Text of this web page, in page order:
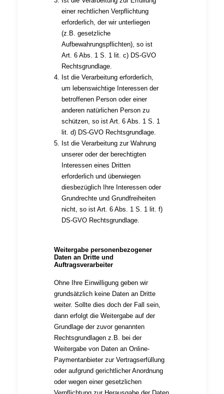
einer rechtlichen Verpflichtung
erforderlich, der wir unterliegen
(z.B. gesetzliche
Aufbewahrungspflichten), so ist
Art. 6 Abs. 1 S. 1 lit. c) DS-GVO
Rechtsgrundlage.
Ist die Verarbeitung erforderlich,
um lebenswichtige Interessen der
betroffenen Person oder einer
anderen natürlichen Person zu
schützen, so ist Art. 6 Abs. 1 S. 1
lit. d) DS-GVO Rechtsgrundlage.
Ist die Verarbeitung zur Wahrung
unserer oder der berechtigten
Interessen eines Dritten
erforderlich und überwiegen
diesbezüglich Ihre Interessen oder
Grundrechte und Grundfreiheiten
nicht, so ist Art. 6 Abs. 1 S. 1 lit. f)
DS-GVO Rechtsgrundlage.
Weitergabe personenbezogener
Daten an Dritte und
Auftragsverarbeiter
Ohne Ihre Einwilligung geben wir
grundsätzlich keine Daten an Dritte
weiter. Sollte dies doch der Fall sein,
dann erfolgt die Weitergabe auf der
Grundlage der zuvor genannten
Rechtsgrundlagen z.B. bei der
Weitergabe von Daten an Online-
Paymentanbieter zur Vertragserfüllung
oder aufgrund gerichtlicher Anordnung
oder wegen einer gesetzlichen